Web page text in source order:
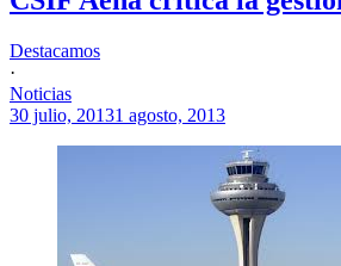
Destacamos
·
Noticias
30 julio, 20131 agosto, 2013